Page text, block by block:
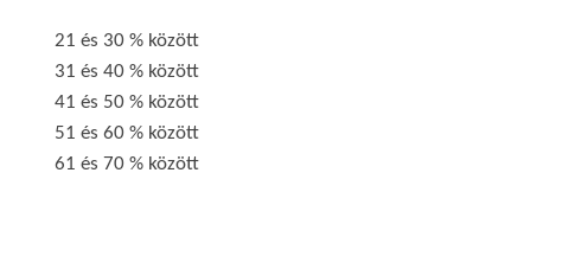
21 és 30 % között
31 és 40 % között
41 és 50 % között
51 és 60 % között
61 és 70 % között